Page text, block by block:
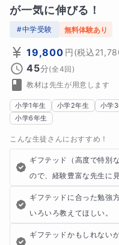
が一気に伸びる！
#中学受験 無料体験あり
19,800 円(税込
45分(全4回)
教材は先生が用意します
小学1年生 小学2年生 小学
小学6年生
こんな生徒さんにおすすめ！
ギフテッド（高度で特別
ので、経験豊富な先生に
ギフテッドに合った勉強
いろいろ教えてほしい。
ギフテッドかもしれない